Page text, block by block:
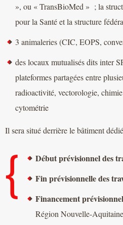
», ou « TransBioMed » ; la
pour la Santé et la structure
3 animaleries (CIC, EOPS,
des locaux mutualisés dits inter
plateformes partagées entre
radioactivité, vectorologie,
cytométrie
Il sera situé derrière le bâtiment
Début prévisionnel des
Fin prévisionnelle des
Financement
Région Nouvelle-